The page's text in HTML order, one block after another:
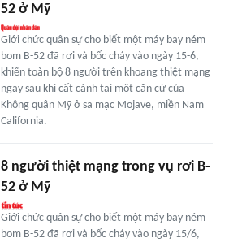
52 ở Mỹ
Giới chức quân sự cho biết một máy bay ném
bom B-52 đã rơi và bốc cháy vào ngày 15-6,
khiến toàn bộ 8 người trên khoang thiệt mạng
ngay sau khi cất cánh tại một căn cứ của
Không quân Mỹ ở sa mạc Mojave, miền Nam
California.
8 người thiệt mạng trong vụ rơi B-
52 ở Mỹ
Giới chức quân sự cho biết một máy bay ném
bom B-52 đã rơi và bốc cháy vào ngày 15/6,